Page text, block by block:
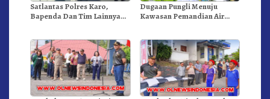
Satlantas Polres Karo,
Bapenda Dan Tim Lainnya
Dugaan Pungli Menuju
Kawasan Pemandian Air